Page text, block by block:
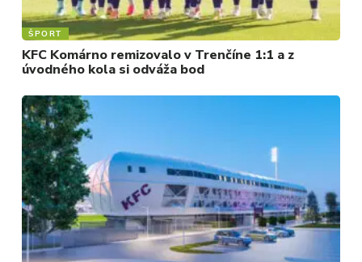
ŠPORT
KFC Komárno remizovalo v Trenčíne 1:1 a z
úvodného kola si odváža bod